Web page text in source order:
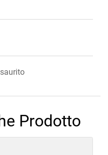
Prodotto